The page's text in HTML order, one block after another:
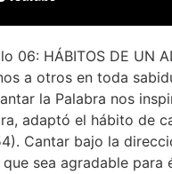
06: HÁBITOS DE UN
a otros en toda
la Palabra nos
adaptó el hábito de
Cantar bajo la
sea agradable